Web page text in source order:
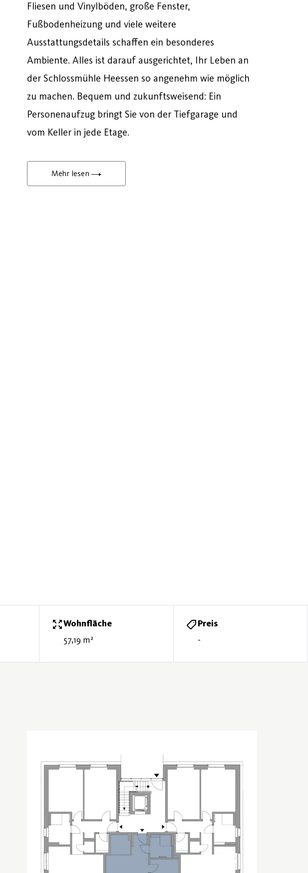
Fliesen und Vinylböden, große Fenster,
Fußbodenheizung und viele weitere
Ausstattungsdetails schaffen ein besonderes
Ambiente. Alles ist darauf ausgerichtet, Ihr Leben an
der Schlossmühle Heessen so angenehm wie möglich
zu machen. Bequem und zukunftsweisend: Ein
Personenaufzug bringt Sie von der Tiefgarage und
vom Keller in jede Etage.
Mehr lesen
Wohnfläche
57,19 m²
Preis
-